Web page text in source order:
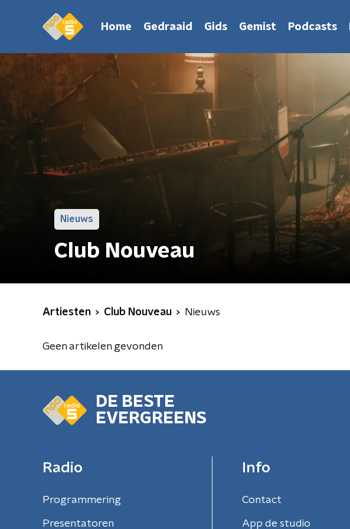
Home Gedraaid Gids Gemist Podcasts
Nieuws
Club Nouveau
Artiesten Club Nouveau Nieuws
Geen artikelen gevonden
DE BESTE
EVERGREENS
Radio
Programmering
Presentatoren
Info
Contact
App de studio